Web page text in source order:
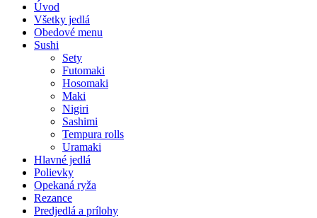
Úvod
Všetky jedlá
Obedové menu
Sushi
Sety
Futomaki
Hosomaki
Maki
Nigiri
Sashimi
Tempura rolls
Uramaki
Hlavné jedlá
Polievky
Opekaná ryža
Rezance
Predjedlá a prílohy